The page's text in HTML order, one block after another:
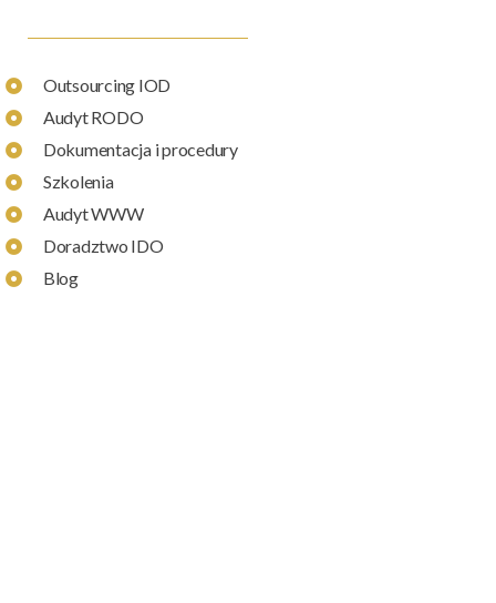
Outsourcing IOD
Audyt RODO
Dokumentacja i procedury
Szkolenia
Audyt WWW
Doradztwo IDO
Blog